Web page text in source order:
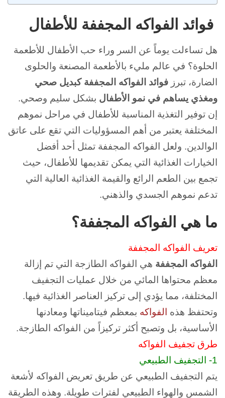
فوائد الفواكه المجففة للأطفال
هل تساءلت يوماً عن السر وراء حب الأطفال للأطعمة
الحلوة؟ في عالم مليء بالأطعمة المصنعة والحلوى
الضارة، تبرز فوائد الفواكه المجففة كبديل صحي
ومغذي يساهم في نمو الأطفال بشكل سليم وصحي.
إن توفير التغذية المناسبة للأطفال في مراحل نموهم
المختلفة يعتبر من أهم المسؤوليات التي تقع على عاتق
الوالدين. ولعل الفواكه المجففة تمثل أحد أفضل
الخيارات الغذائية التي يمكن تقديمها للأطفال، حيث
تجمع بين الطعم الرائع والقيمة الغذائية العالية التي
تدعم نموهم الجسدي والذهني.
ما هي الفواكه المجففة؟
تعريف الفواكه المجففة
الفواكه المجففة هي الفواكه الطازجة التي تم إزالة
معظم محتواها المائي من خلال عمليات التجفيف
المختلفة، مما يؤدي إلى تركيز العناصر الغذائية فيها.
وتحتفظ هذه الفواكه بمعظم فيتاميناتها ومعادنها
الأساسية، بل وتصبح أكثر تركيزاً من الفواكه الطازجة.
طرق تجفيف الفواكه
1- التجفيف الطبيعي
يتم التجفيف الطبيعي عن طريق تعريض الفواكه لأشعة
الشمس والهواء الطبيعي لفترات طويلة. وهذه الطريقة